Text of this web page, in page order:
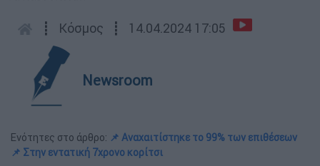
┋ Κόσμος ┋ 14.04.2024 17:05
Newsroom
Ενότητες στο άρθρο: 📌 Αναχαιτίστηκε το 99% των επιθέσεων
📌 Στην εντατική 7χρονο κορίτσι